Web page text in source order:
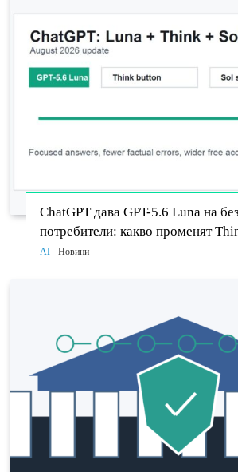
ChatGPT дава GPT-5.6 Luna на
потребители: какво променят
новият Sol
AI Новини